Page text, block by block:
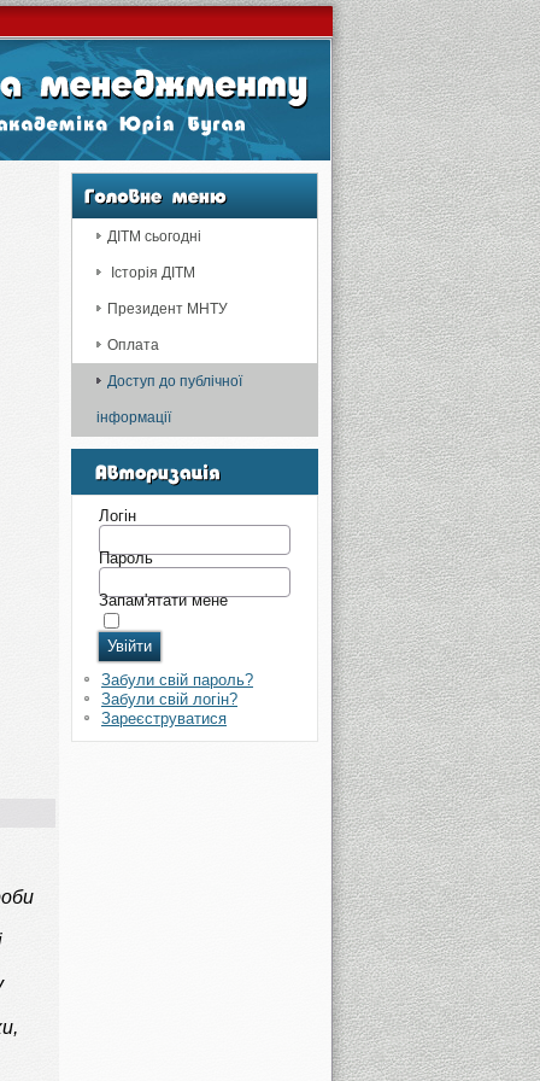
ДІТМ сьогодні
Історія ДІТМ
Президент МНТУ
Оплата
Доступ до публічної
інформації
Логін
Пароль
Запам'ятати мене
Забули свій пароль?
Забули свій логін?
Зареєструватися